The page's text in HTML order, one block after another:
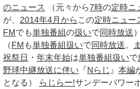
のニュース
（元々から7時の定時ニ
が、 2014年4月から この定時ニュー
FMでも単独番組の扱いで同時放送）
（FMも単独番組扱いで同時放送。
祝祭日 ・ 年末年始は単独番組扱いで
野球中継放送に伴い 『Nらじ 』 本編
となる）
らじらー!サンデーパワー